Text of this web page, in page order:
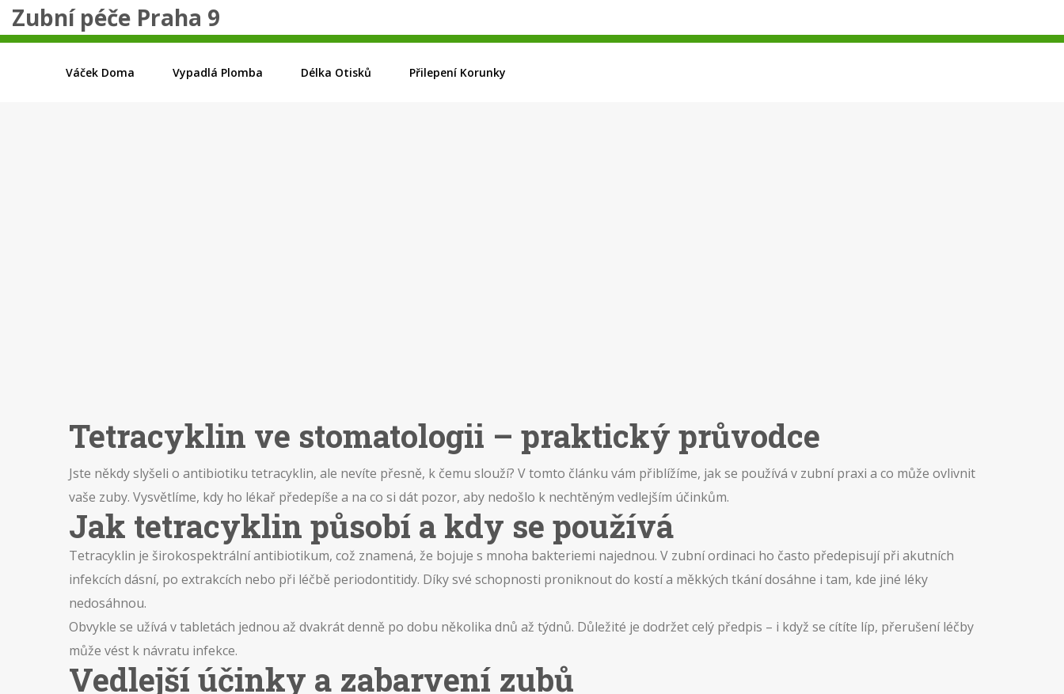
Zubní péče Praha 9
Váček Doma Vypadlá Plomba Délka Otisků Přilepení Korunky
Tetracyklin ve stomatologii – praktický průvodce
Jste někdy slyšeli o antibiotiku tetracyklin, ale nevíte přesně, k čemu slouží? V tomto článku vám přiblížíme, jak se používá v zubní praxi a co může ovlivnit
vaše zuby. Vysvětlíme, kdy ho lékař předepíše a na co si dát pozor, aby nedošlo k nechtěným vedlejším účinkům.
Jak tetracyklin působí a kdy se používá
Tetracyklin je širokospektrální antibiotikum, což znamená, že bojuje s mnoha bakteriemi najednou. V zubní ordinaci ho často předepisují při akutních
infekcích dásní, po extrakcích nebo při léčbě periodontitidy. Díky své schopnosti proniknout do kostí a měkkých tkání dosáhne i tam, kde jiné léky
nedosáhnou.
Obvykle se užívá v tabletách jednou až dvakrát denně po dobu několika dnů až týdnů. Důležité je dodržet celý předpis – i když se cítíte líp, přerušení léčby
může vést k návratu infekce.
Vedlejší účinky a zabarvení zubů